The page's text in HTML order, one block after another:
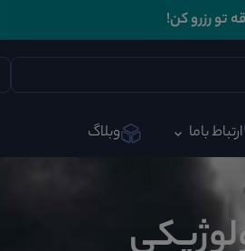
تو رزرو کن!
ارتباط باما وبلاگ